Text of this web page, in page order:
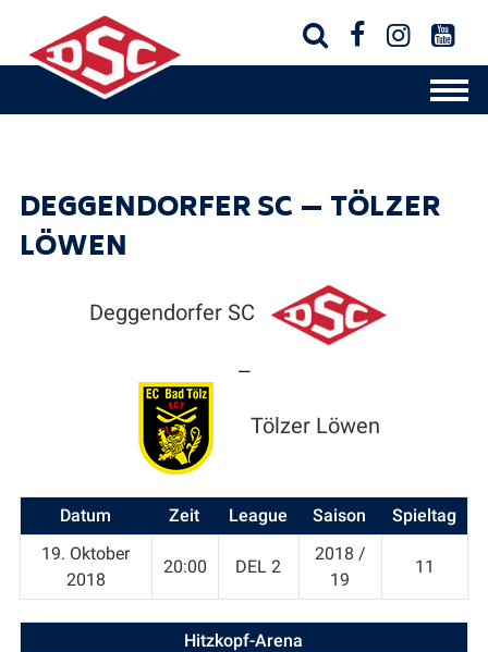
   
DEGGENDORFER SC — TÖLZER
LÖWEN
Deggendorfer SC
—
Tölzer Löwen
Datum Zeit League Saison
Spieltag
19. Oktober
2018
20:00 DEL 2
2018 /
19
11
Hitzkopf-Arena